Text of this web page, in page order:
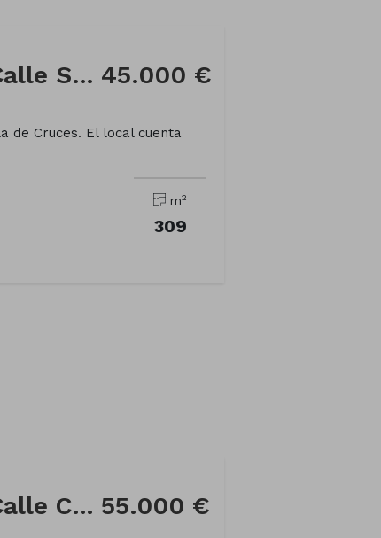
Local comercial en Calle Soto 45.000 €
de Cruces. El local cuenta
m2
309
Local comercial en Calle Cine 55.000 €